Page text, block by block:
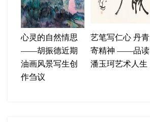
心灵的自然情思
——胡振德近期
油画风景写生创
作刍议
艺笔写仁心 丹青
寄精神 ——品读
潘玉珂艺术人生